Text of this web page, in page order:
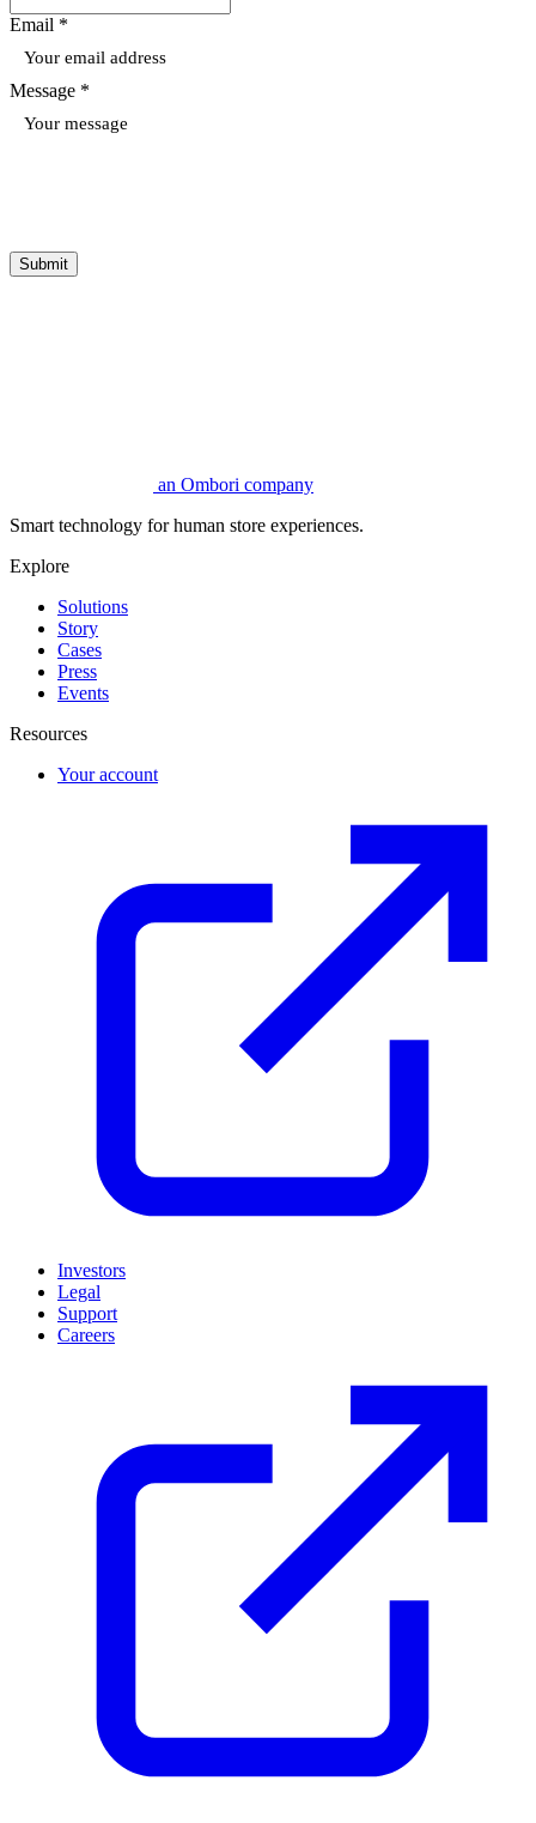
Email *
Message *
Submit
an Ombori company
Smart technology for human store experiences.
Explore
Solutions
Story
Cases
Press
Events
Resources
Your account
Investors
Legal
Support
Careers